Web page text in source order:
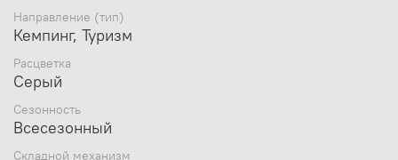
Данная модель идеально подойдет для кемпинга,
отдыха на пляже, в загородном отдыхе и, конечно
же, для любителей рыбалки и охоты.
Направление (тип)
Кемпинг, Туризм
Расцветка
Серый
Сезонность
Всесезонный
Складной механизм